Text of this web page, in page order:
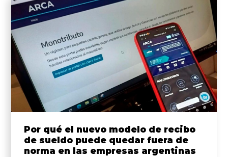
Por qué el nuevo modelo de recibo
de sueldo puede quedar fuera de
norma en las empresas argentinas